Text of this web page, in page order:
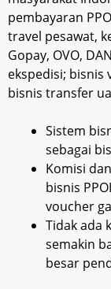
pembayaran
travel pesawat,
Gopay, OVO,
ekspedisi; bisnis
bisnis transfer
Sistem
sebagai
Komisi
bisnis
voucher
Tidak ada
semakin
besar